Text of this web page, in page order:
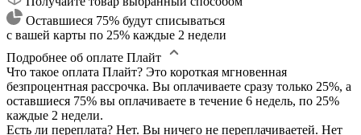
Оставшиеся 75% будут списываться
с вашей карты по 25% каждые 2 недели
Подробнее об оплате Плайт
Что такое оплата Плайт? Это короткая мгновенная
безпроцентная рассрочка. Вы оплачиваете сразу только 25%, а
оставшиеся 75% вы оплачиваете в течение 6 недель, по 25%
каждые 2 недели.
Есть ли переплата? Нет. Вы ничего не переплачиваетей. Нет